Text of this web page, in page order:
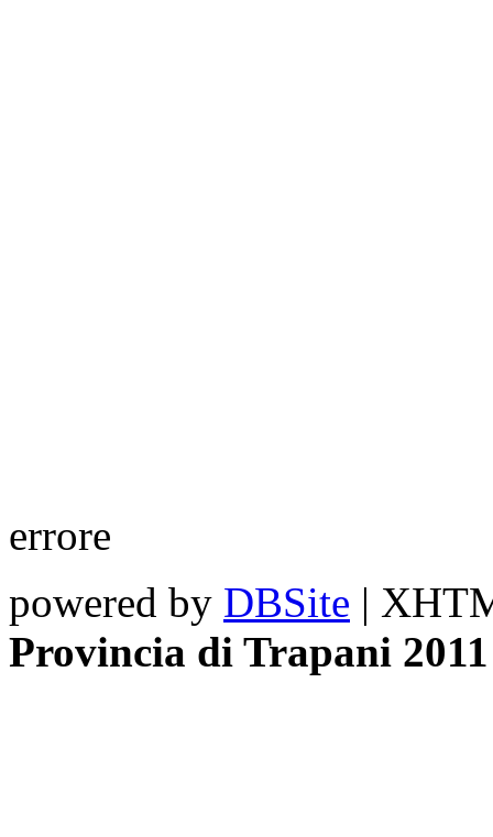
errore
powered by DBSite |
Provincia di Trapani 2011